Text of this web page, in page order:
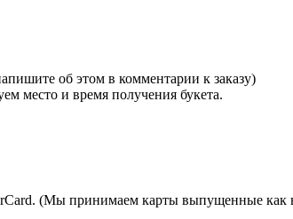
об этом в комментарии к заказу)
место и время получения букета.
(Мы принимаем карты выпущенные как